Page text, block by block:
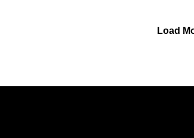
Load